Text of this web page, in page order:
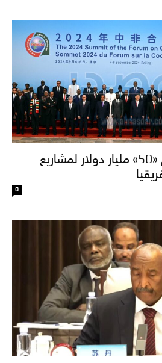
الصين تتعهد بتقديم «50» مليار دولار لمشاريع
0